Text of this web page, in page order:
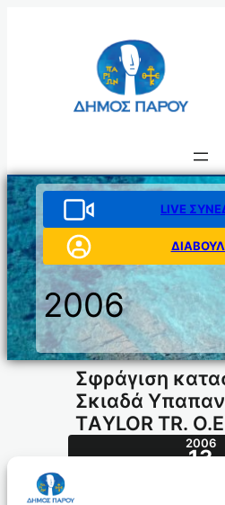
LIVE
2006
Σφράγιση
Σκιαδά
ΤAΥLOR ΤR. O.Ε
2006
13